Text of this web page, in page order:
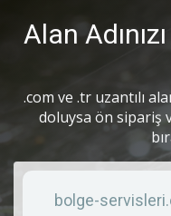
Alan
.com ve .tr uzantılı
doluysa ön sipariş
Anahtar kelime